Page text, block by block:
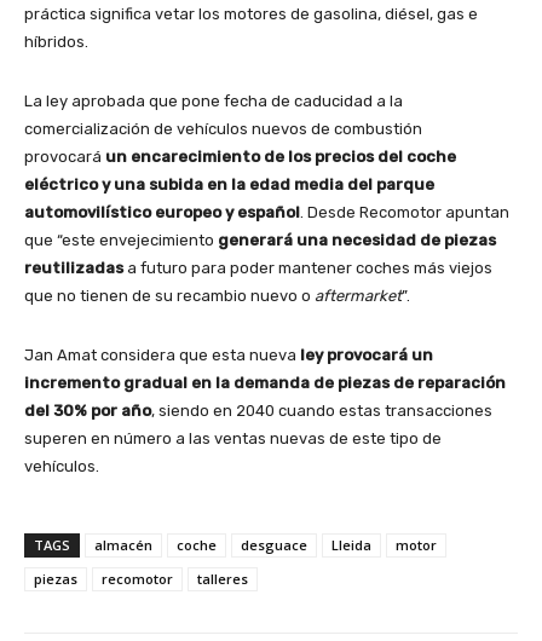
práctica significa vetar los motores de gasolina, diésel, gas e
híbridos.
La ley aprobada que pone fecha de caducidad a la
comercialización de vehículos nuevos de combustión
provocará un encarecimiento de los precios del coche
eléctrico y una subida en la edad media del parque
automovilístico europeo y español. Desde Recomotor apuntan
que “este envejecimiento generará una necesidad de piezas
reutilizadasa futuro para poder mantener coches más viejos
que no tienen de su recambio nuevo o aftermarket”.
Jan Amat considera que esta nueva ley provocará un
incremento gradual en la demanda de piezas de reparación
del 30% por año, siendo en 2040 cuando estas transacciones
superen en número a las ventas nuevas de este tipo de
vehículos.
TAGS almacén coche desguace Lleida
motor
piezas
recomotor talleres